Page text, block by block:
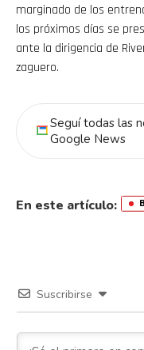
marginado de los
los próximos días se
ante la dirigencia de
zaguero.
Seguí todas las
Google News
En este artículo:
Suscribirse